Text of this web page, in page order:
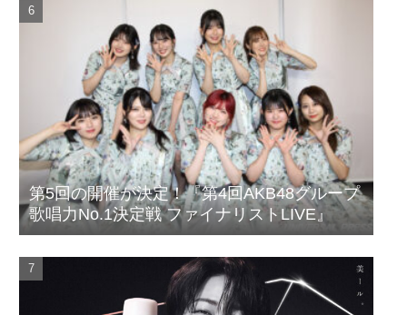
第5回の開催が決定！『第4回AKB48グループ
歌唱力No.1決定戦 ファイナリストLIVE』